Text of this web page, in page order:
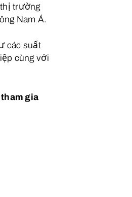
trường
Nam Á.
các suất
cùng với
gia